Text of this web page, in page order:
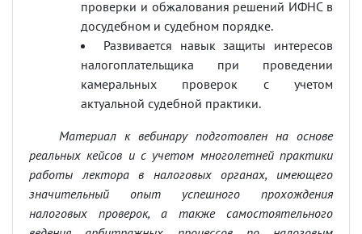
проверки и обжалования решений ИФНС в
досудебном и судебном порядке.
Развивается навык защиты интересов
налогоплательщика при проведении
камеральных проверок с учетом
актуальной судебной практики.
Материал к вебинару подготовлен на основе
реальных кейсов и с учетом многолетней практики
работы лектора в налоговых органах, имеющего
значительный опыт успешного прохождения
налоговых проверок, а также самостоятельного